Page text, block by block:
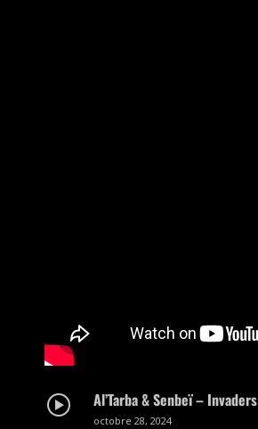
Al’Tarba & Senbeï – Invaders
octobre 28, 2024